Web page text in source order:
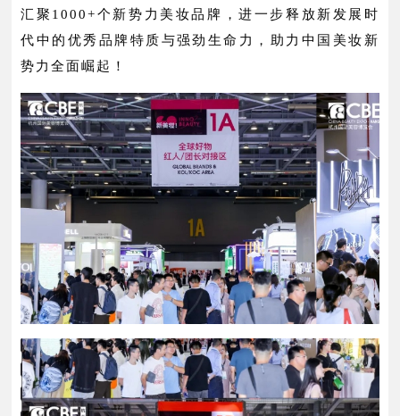
汇聚1000+个新势力美妆品牌，进一步释放新发展时
代中的优秀品牌特质与强劲生命力，
助力中国美妆新
势力全面崛起！